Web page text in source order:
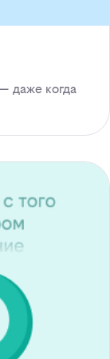
даже когда